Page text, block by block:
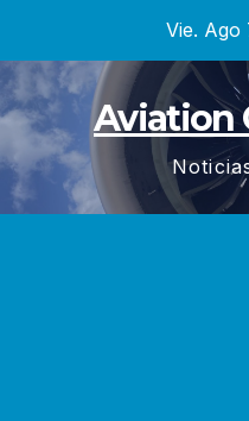
contenido
Vie. Ago
Aviation